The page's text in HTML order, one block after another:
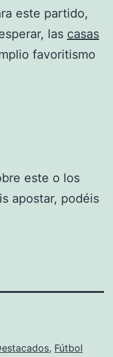
este partido,
las casas
favoritismo
este o los
apostar, podéis
, Fútbol